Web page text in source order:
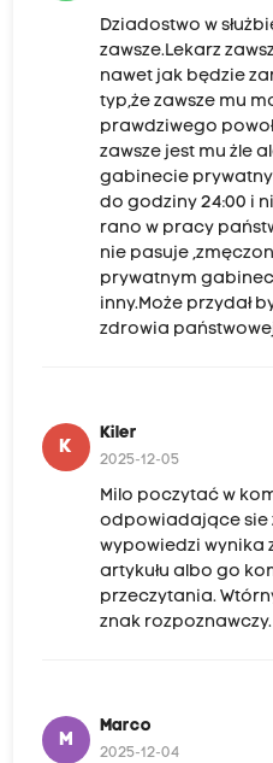
Dziadostwo w
zawsze.Lekarz
nawet jak będzie
typ,że zawsze mu
prawdziwego
zawsze jest mu żle
gabinecie
do godziny 24:00 i
rano w pracy
nie pasuje
prywatnym
inny.Może przydał
zdrowia
K
Kiler
2025-12-05
Milo poczytać w
odpowiadające sie
wypowiedzi wynika
artykułu albo go
przeczytania.
znak rozpoznawczy.
M
Marco
2025-12-04